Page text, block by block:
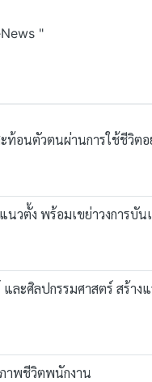
"
ท้อนตัวตนผ่านการใช้ชีวิตอ
วตั้ง พร้อมเขย่าวงการบัน
ะศิลปกรรมศาสตร์ สร้าง
าพชีวิตพนักงาน